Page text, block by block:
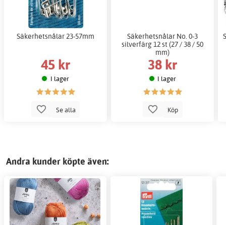
Säkerhetsnålar 23-57mm
45 kr
I lager
Se alla
Säkerhetsnålar No. 0-3
silverfärg 12 st (27 / 38 / 50
mm)
38 kr
I lager
Köp
Andra kunder köpte även: